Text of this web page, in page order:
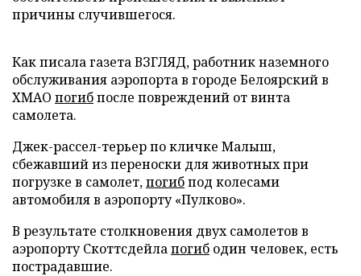
причины случившегося.
Как писала газета ВЗГЛЯД, работник наземного
обслуживания аэропорта в городе Белоярский в
ХМАО погибпосле повреждений от винта
самолета.
Джек-рассел-терьер по кличке Малыш,
сбежавший из переноски для животных при
погрузке в самолет,погибпод колесами
автомобиля в аэропорту «Пулково».
В результате столкновения двух самолетов в
аэропорту Скоттсдейлапогиб один человек, есть
пострадавшие.